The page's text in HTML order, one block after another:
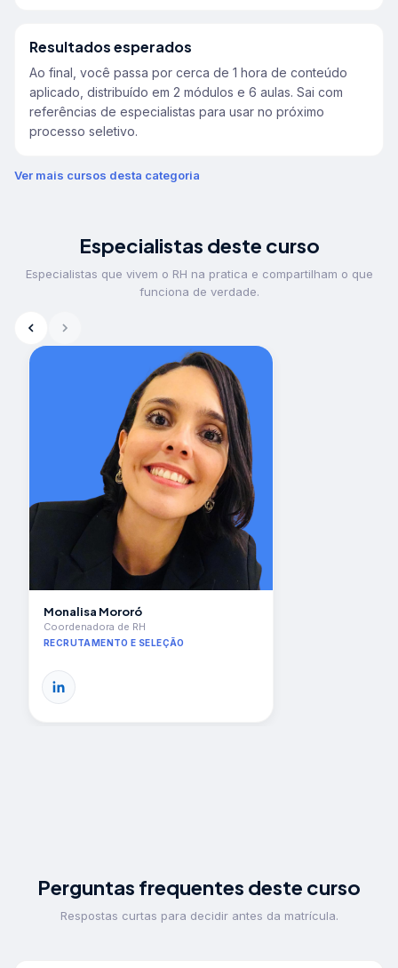
Resultados esperados
Ao final, você passa por cerca de 1 hora de conteúdo
aplicado, distribuído em 2 módulos e 6 aulas. Sai com
referências de especialistas para usar no próximo
processo seletivo.
Ver mais cursos desta categoria
Especialistas deste curso
Especialistas que vivem o RH na pratica e compartilham o que
funciona de verdade.
Monalisa Mororó
Coordenadora de RH
RECRUTAMENTO E SELEÇÃO
Perguntas frequentes deste curso
Respostas curtas para decidir antes da matrícula.